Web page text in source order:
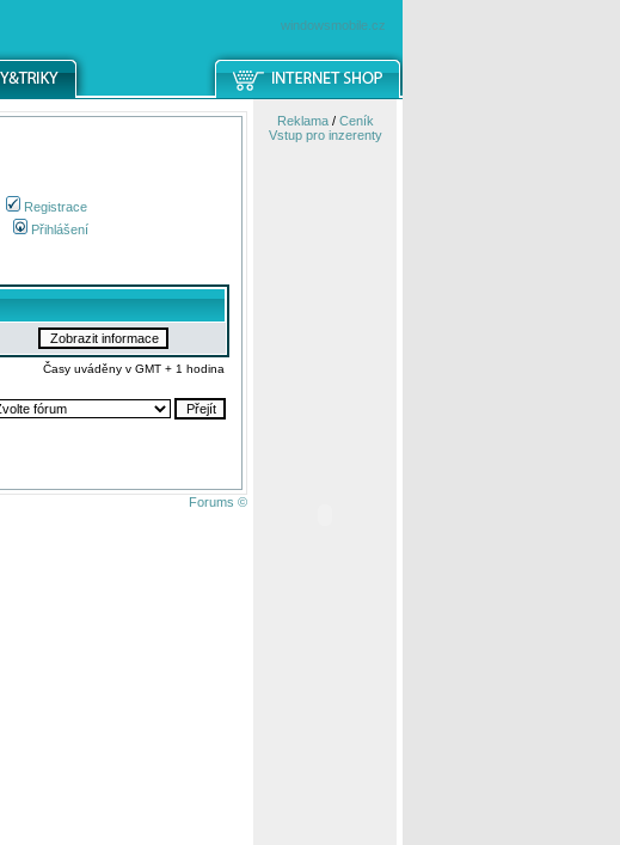
windowsmobile.cz
Registrace
Přihlášení
Časy uváděny v GMT + 1 hodina
Forums ©
Reklama/ Ceník
Vstup pro inzerenty